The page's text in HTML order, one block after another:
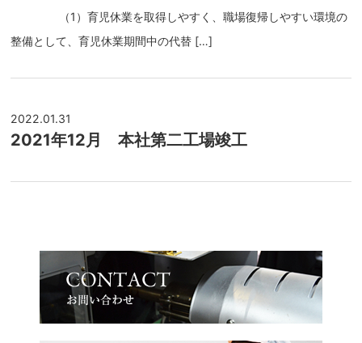
（1）育児休業を取得しやすく、職場復帰しやすい環境の
整備として、育児休業期間中の代替 […]
2022.01.31
2021年12月 本社第二工場竣工